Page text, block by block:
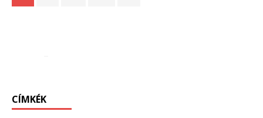
CÍMKÉK